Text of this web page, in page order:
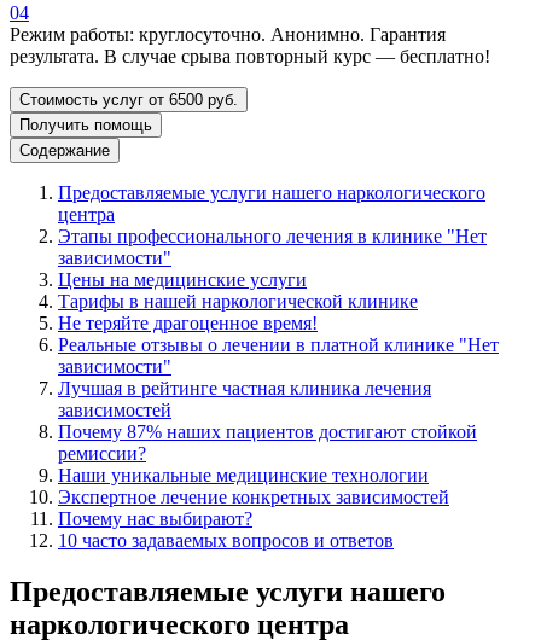
04
Режим работы: круглосуточно. Анонимно. Гарантия
результата. В случае срыва повторный курс — бесплатно!
Стоимость услуг от 6500 руб.
Получить помощь
Содержание
Предоставляемые услуги нашего наркологического
центра
Этапы профессионального лечения в клинике "Нет
зависимости"
Цены на медицинские услуги
Тарифы в нашей наркологической клинике
Не теряйте драгоценное время!
Реальные отзывы о лечении в платной клинике "Нет
зависимости"
Лучшая в рейтинге частная клиника лечения
зависимостей
Почему 87% наших пациентов достигают стойкой
ремиссии?
Наши уникальные медицинские технологии
Экспертное лечение конкретных зависимостей
Почему нас выбирают?
10 часто задаваемых вопросов и ответов
Предоставляемые услуги нашего
наркологического центра